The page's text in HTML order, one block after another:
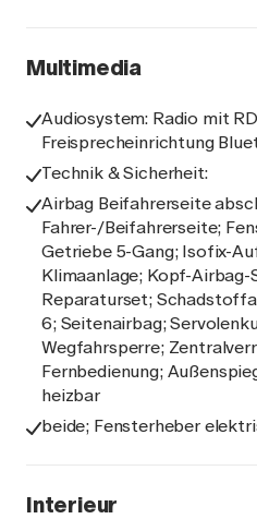
Multimedia
Audiosystem: Radio mit
Freisprecheinrichtung
Technik & Sicherheit:
Airbag Beifahrerseite
Fahrer-/Beifahrerseite;
Getriebe 5-Gang; Isofix-
Klimaanlage; Kopf-Airbag-
Reparaturset;
6; Seitenairbag;
Wegfahrsperre;
Fernbedienung;
heizbar
beide; Fensterheber
Interieur